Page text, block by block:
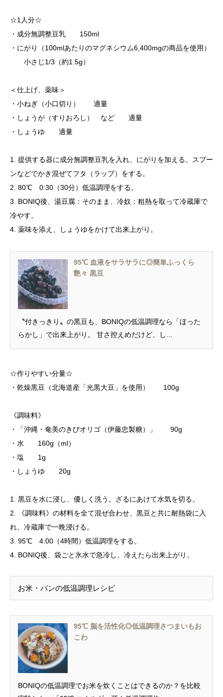
☆1人分☆
・成分無調整豆乳 150ml
・にがり（100mlあたりのマグネシウム6,400mgの商品を使用）
小さじ1/3（約1.5g）
＜仕上げ、薬味＞
・小ねぎ（小口切り） 適量
・しょうが（すりおろし） など 適量
・しょうゆ 適量
1. 提供する器に成分無調整豆乳を入れ、にがりを加える。スプー
ンなどでかき混ぜてフタ（ラップ）をする。
2. 80℃ 0:30（30分）低温調理をする。
3. BONIQ後、湯豆腐：そのまま、冷奴：粗熱を取って冷蔵庫で
冷やす。
4. 薬味を添え、しょうゆをかけて出来上がり。
95℃ 血液をサラサラに◎簡単ふっくら
艶々 黒豆
〝付きっきり〟の黒豆も、BONIQの低温調理なら「ほった
らかし」で出来上がり。 甘さ控えめだけど、し...
☆作りやすい分量☆
・乾燥黒豆（北海道産「光黒大豆」を使用） 100g
《調味料》
・「沖縄・奄美のきびオリゴ（伊藤忠製糖）」 90g
・水 160g（ml）
・塩 1g
・しょうゆ 20g
1. 黒豆を水に浸し、優しく洗う。ざるにあけて水気を切る。
2. 《調味料》の材料を全て混ぜ合わせ、黒豆と共に耐熱袋に入
れ、冷蔵庫で一晩浸ける。
3. 95℃ 4:00（4時間）低温調理をする。
4. BONIQ後、袋ごと氷水で急冷し、冷えたら出来上がり。
お米・パンの低温調理レシピ
95℃ 脳を活性化◎低温調理さつまいもお
こわ
BONIQの低温調理でお米を炊くことはできるのか？を比較